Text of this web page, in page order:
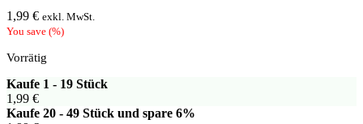
1,99 € exkl. MwSt.
You save (%)
Vorrätig
Kaufe 1 - 19 Stück
1,99 €
Kaufe 20 - 49 Stück und spare 6%